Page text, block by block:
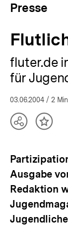
Presse
fluter.de
für
03.06.2004 / 2
TeilenInhalt
Ausgabe
Redaktion